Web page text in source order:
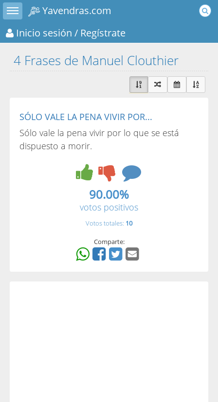
Toggle sidebar
Yavendras.com
Inicio sesión / Regístrate
4 Frases de Manuel Clouthier
SÓLO VALE LA PENA VIVIR POR...
Sólo vale la pena vivir por lo que se está
dispuesto a morir.
90.00%
votos positivos
Votos totales: 10
Comparte: